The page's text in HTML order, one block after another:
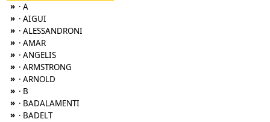
» · A
» · AIGUI
» · ALESSANDRONI
» · AMAR
» · ANGELIS
» · ARMSTRONG
» · ARNOLD
» · B
» · BADALAMENTI
» · BADELT